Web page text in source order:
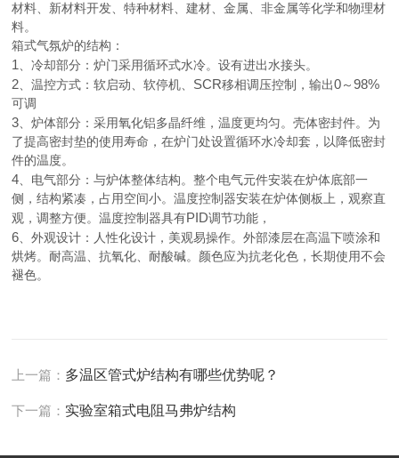
材料、新材料开发、特种材料、建材、金属、非金属等化学和物理材
料。
箱式气氛炉的结构：
1 、冷却部分：炉门采用循环式水冷。设有进出水接头。
2 、温控方式：软启动、软停机、 SCR移相调压控制，输出0～98%
可调
3 、炉体部分：采用氧化铝多晶纤维，温度更均匀。壳体密封件。为
了提高密封垫的使用寿命，在炉门处设置循环水冷却套，以降低密封
件的温度。
4 、电气部分：与炉体整体结构。整个电气元件安装在炉体底部一
侧，结构紧凑，占用空间小。温度控制器安装在炉体侧板上，观察直
观，调整方便。温度控制器具有PID调节功能，
6 、外观设计：人性化设计，美观易操作。外部漆层在高温下喷涂和
烘烤。耐高温、抗氧化、耐酸碱。颜色应为抗老化色，长期使用不会
褪色。
上一篇： 多温区管式炉结构有哪些优势呢？
下一篇： 实验室箱式电阻马弗炉结构